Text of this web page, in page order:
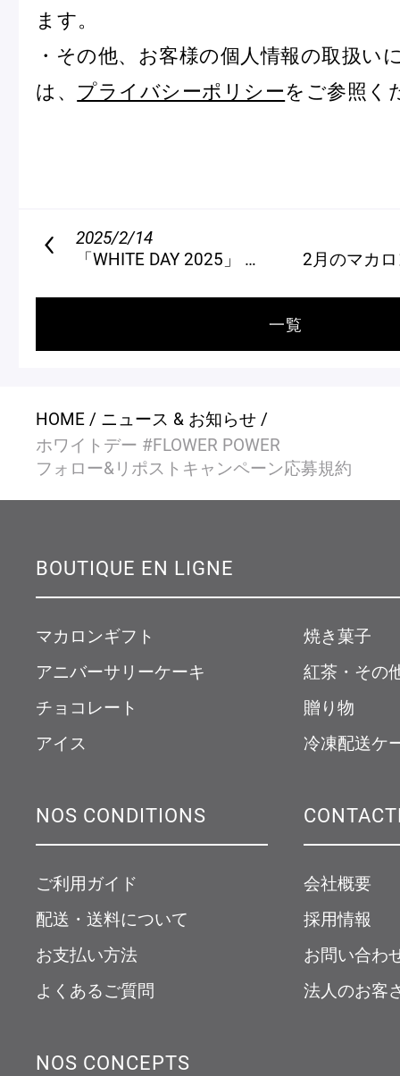
ます。
・その他、お客様の個人情報の取扱い
は、 プライバシーポリシーをご参照く
2025/2/14
「WHITE DAY 2025」 直営ブティックの取扱商品について
2月のマカロ
一覧
HOME
ニュース & お知らせ
ホワイトデー #FLOWER POWER
フォロー&リポストキャンペーン応募規約
BOUTIQUE EN LIGNE
マカロンギフト
アニバーサリーケーキ
チョコレート
アイス
焼き菓子
紅茶・その
贈り物
冷凍配送ケ
NOS CONDITIONS
ご利用ガイド
配送・送料について
お支払い方法
よくあるご質問
会社概要
採用情報
お問い合わ
法人のお客
NOS CONCEPTS